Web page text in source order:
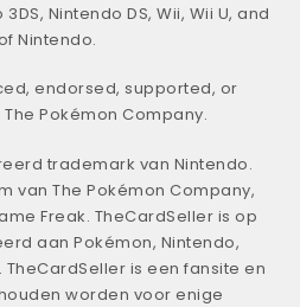
Nintendo DS, Wii, Wii U, and
Nintendo.
endorsed, supported, or
Pokémon Company.
trademark van Nintendo.
van The Pokémon Company,
Freak. TheCardSeller is op
aan Pokémon, Nintendo,
is een fansite en
worden voor enige